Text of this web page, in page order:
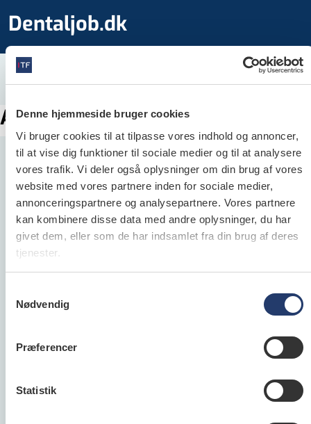
Denne hjemmeside bruger cookies
Vi bruger cookies til at tilpasse vores indhold og annoncer,
til at vise dig funktioner til sociale medier og til at analysere
vores trafik. Vi deler også oplysninger om din brug af vores
website med vores partnere inden for sociale medier,
annonceringspartnere og analysepartnere. Vores partnere
kan kombinere disse data med andre oplysninger, du har
givet dem, eller som de har indsamlet fra din brug af deres
tjenester.
Nødvendig
Præferencer
Statistik
Dentaljob.dk
Annoncen kunne ikke findes
Dentaljob.dk
Dentaljob.dk er Danmarks største jobportal for
alle ansatte inden for dental­verdenen og
henvender sig både til folk, der søger job samt til
1256 København K